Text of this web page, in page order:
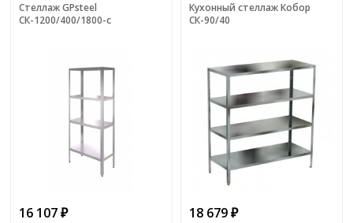
Стеллаж GPsteel
СК-1200/400/1800-с
16 107 ₽
Кухонный стеллаж Кобор
СК-90/40
18 679 ₽